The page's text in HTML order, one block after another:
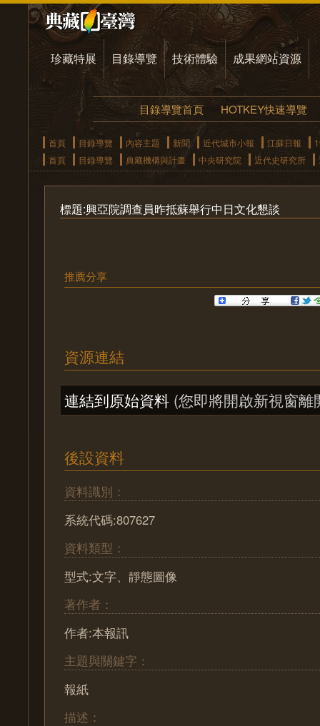
珍藏特展 目錄導覽 技術體驗 成果網站資源
目錄導覽首頁 HOTKEY快速導覽
首頁 目錄導覽 內容主題 新聞 近代城市小報 江蘇日報
首頁
目錄導覽 典藏機構與計畫 中央研究院 近代史研究所
標題:興亞院調查員昨抵蘇舉行中日文化懇談
推薦分享
資源連結
連結到原始資料 (您即將開啟新視窗離
後設資料
資料識別：
系統代碼:807627
資料類型：
型式:文字、靜態圖像
著作者：
作者:本報訊
主題與關鍵字：
報紙
描述：